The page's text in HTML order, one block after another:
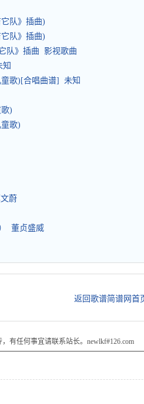
队》插曲)
队》插曲)
队》插曲 影视歌曲
知
歌)[合唱曲谱] 未知
歌)
歌)
蔚
董贞盛威
返回歌谱简谱网首
有任何事宜请联系站长。newlkf#126.com